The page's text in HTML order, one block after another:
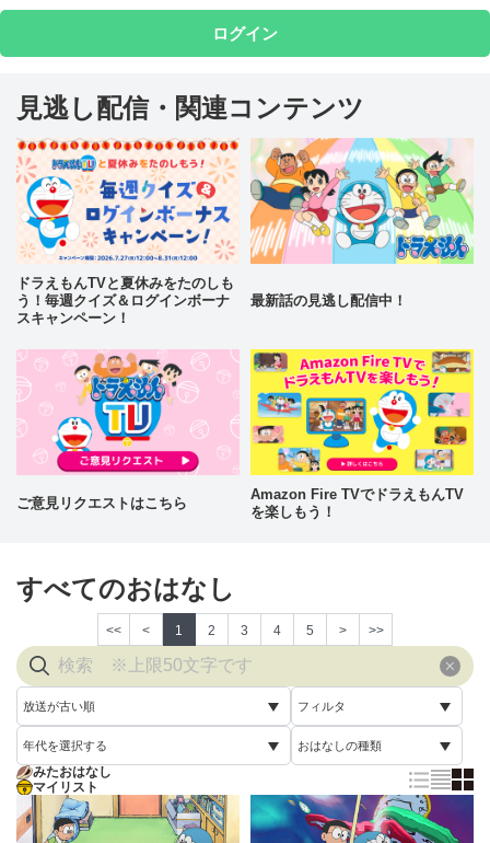
ログイン
見逃し配信・関連コンテンツ
ドラえもんTVと夏休みをたのしも
う！毎週クイズ＆ログインボーナ
スキャンペーン！
最新話の見逃し配信中！
ご意見リクエストはこちら
Amazon Fire TVでドラえもんTV
を楽しもう！
すべてのおはなし
<< < 1 2 3 4 5 > >>
放送が古い順
放送が古い順
放送が新しい順
配信が古い順
フィルタ
すべて
未視聴
年代を選択する
すべて
2005年
おはなしの種類
通常回
みたおはなし
マイリスト